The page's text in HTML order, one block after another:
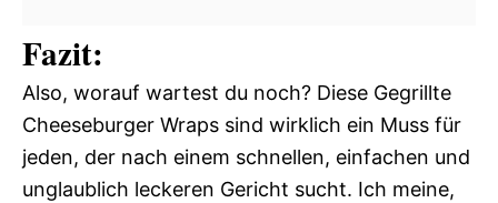
Fazit:
Also, worauf wartest du noch? Diese Gegrillte
Cheeseburger Wraps sind wirklich ein Muss für
jeden, der nach einem schnellen, einfachen und
unglaublich leckeren Gericht sucht. Ich meine,